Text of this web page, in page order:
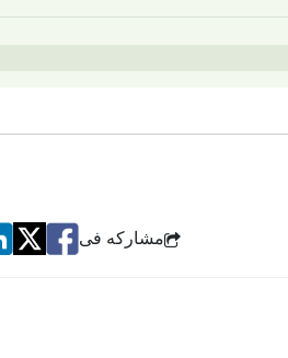
مشاركه فى